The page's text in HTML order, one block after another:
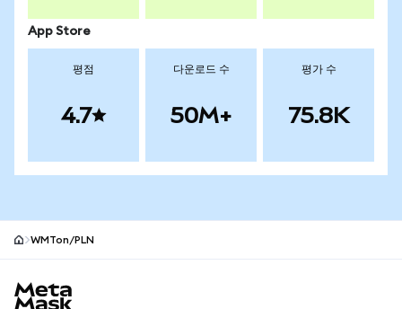
App Store
평점
4.7
다운로드 수
50M+
평가 수
75.8K
WMTon/PLN